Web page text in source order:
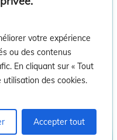
votre expérience
ou des contenus
En cliquant sur « Tout
des cookies.
Accepter tout